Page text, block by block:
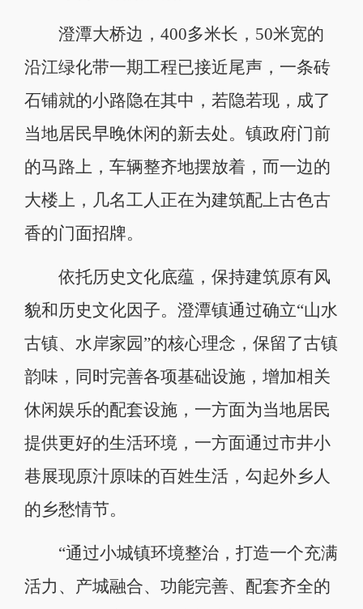
澄潭大桥边，400多米长，50米宽的
沿江绿化带一期工程已接近尾声，一条砖
石铺就的小路隐在其中，若隐若现，成了
当地居民早晚休闲的新去处。镇政府门前
的马路上，车辆整齐地摆放着，而一边的
大楼上，几名工人正在为建筑配上古色古
香的门面招牌。
依托历史文化底蕴，保持建筑原有风
貌和历史文化因子。澄潭镇通过确立“山水
古镇、水岸家园”的核心理念，保留了古镇
韵味，同时完善各项基础设施，增加相关
休闲娱乐的配套设施，一方面为当地居民
提供更好的生活环境，一方面通过市井小
巷展现原汁原味的百姓生活，勾起外乡人
的乡愁情节。
“通过小城镇环境整治，打造一个充满
活力、产城融合、功能完善、配套齐全的